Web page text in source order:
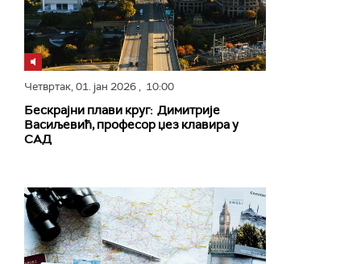
Четвртак,01. јан 2026, 10:00
Бескрајни плави круг: Димитрије
Васиљевић, професор џез клавира у
СAД